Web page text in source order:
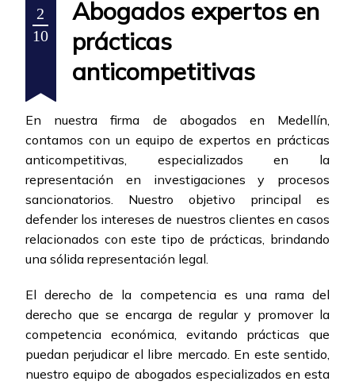
2
10
Abogados expertos en
prácticas
anticompetitivas
En nuestra firma de abogados en Medellín,
contamos con un equipo de expertos en prácticas
anticompetitivas, especializados en la
representación en investigaciones y procesos
sancionatorios. Nuestro objetivo principal es
defender los intereses de nuestros clientes en casos
relacionados con este tipo de prácticas, brindando
una sólida representación legal.
El derecho de la competencia es una rama del
derecho que se encarga de regular y promover la
competencia económica, evitando prácticas que
puedan perjudicar el libre mercado. En este sentido,
nuestro equipo de abogados especializados en esta